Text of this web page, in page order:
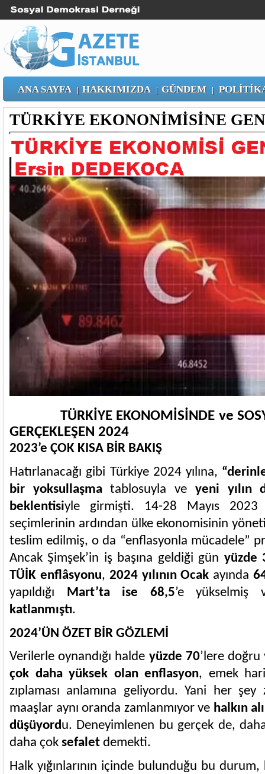
ANA SAYFA | HAKKIMIZDA | GÜNDEM|
TÜRKİYE EKONONİMİSİNE
TÜRKİYE EKONOMİSİNDE ve
GERÇEKLEŞEN 2024
2023’e ÇOK KISA BİR BAKIŞ
Hatırlanacağı gibi Türkiye 2024 yılına,
bir yoksullaşmatablosuyla ve yeni yılın
beklentisiyle girmişti. 14-28 Mayıs 2023
seçimlerinin ardından ülke ekonomisinin
teslim edilmiş, o da “enflasyonla mücadele”
Ancak Şimşek’in iş başına geldiği gün yüzde
TÜİK enflâsyonu, 2024 yılının Ocak ayında
yapıldığı Mart’ta ise 68,5’e
katlanmıştı.
2024’ÜN ÖZET BİR GÖZLEMİ
Verilerle oynandığı halde yüzde 70’lere
çok daha yüksek olan enflasyon, emek
zıplaması anlamına geliyordu. Yani her şey
maaşlar aynı oranda zamlanmıyor ve halkın
düşüyordu. Deneyimlenen bu gerçek de,
daha çok sefalet demekti.
Halk yığınlarının içinde bulunduğu bu durum,